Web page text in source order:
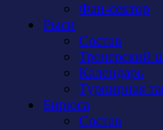
Фан-сектор
Рыси
Состав
Тренерский
Календарь
Турнирная
Бирюса
Состав